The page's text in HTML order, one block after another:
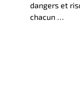
dangers et
chacun …